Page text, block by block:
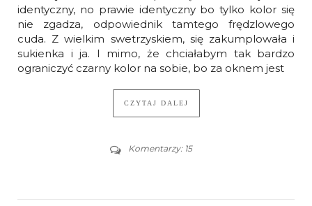
identyczny, no prawie identyczny bo tylko kolor się
nie zgadza, odpowiednik tamtego frędzlowego
cuda. Z wielkim swetrzyskiem, się zakumplowała i
sukienka i ja. I mimo, że chciałabym tak bardzo
ograniczyć czarny kolor na sobie, bo za oknem jest
CZYTAJ DALEJ
Komentarzy: 15